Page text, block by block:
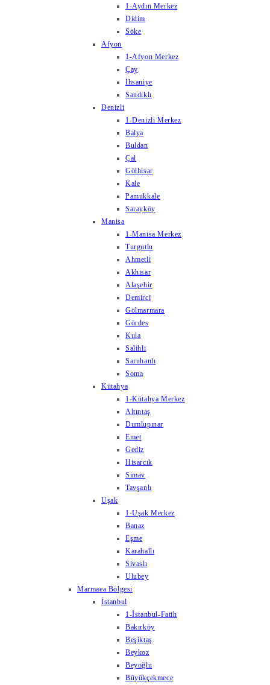
1-Aydın Merkez
Didim
Söke
Afyon
1-Afyon Merkez
Çay
İhsaniye
Sandıklı
Denizli
1-Denizli Merkez
Balya
Buldan
Çal
Gölhisar
Kale
Pamukkale
Sarayköy
Manisa
1-Manisa Merkez
Turgutlu
Ahmetli
Akhisar
Alaşehir
Demirci
Gölmarmara
Gördes
Kula
Salihli
Saruhanlı
Soma
Kütahya
1-Kütahya Merkez
Altıntaş
Dumlupınar
Emet
Gediz
Hisarcık
Simav
Tavşanlı
Uşak
1-Uşak Merkez
Banaz
Eşme
Karahallı
Sivaslı
Ulubey
Marmaea Bölgesi
İstanbul
1-İstanbul-Fatih
Bakırköy
Beşiktaş
Beykoz
Beyoğlu
Büyükçekmece